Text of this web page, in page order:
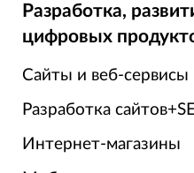
Разработка,
цифровых
Сайты и веб-сервисы
Разработка
Интернет-магазины